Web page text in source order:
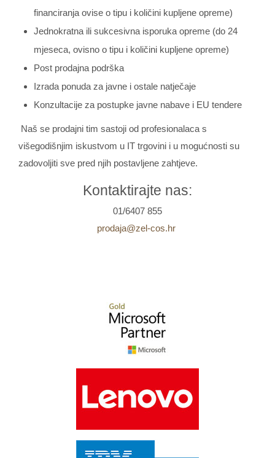
financiranja ovise o tipu i količini kupljene opreme)
Jednokratna ili sukcesivna isporuka opreme (do 24
mjeseca, ovisno o tipu i količini kupljene opreme)
Post prodajna podrška
Izrada ponuda za javne i ostale natječaje
Konzultacije za postupke javne nabave i EU tendere
Naš se prodajni tim sastoji od profesionalaca s
višegodišnjim iskustvom u IT trgovini i u mogućnosti su
zadovoljiti sve pred njih postavljene zahtjeve.
Kontaktirajte nas:
01/6407 855
prodaja@zel-cos.hr